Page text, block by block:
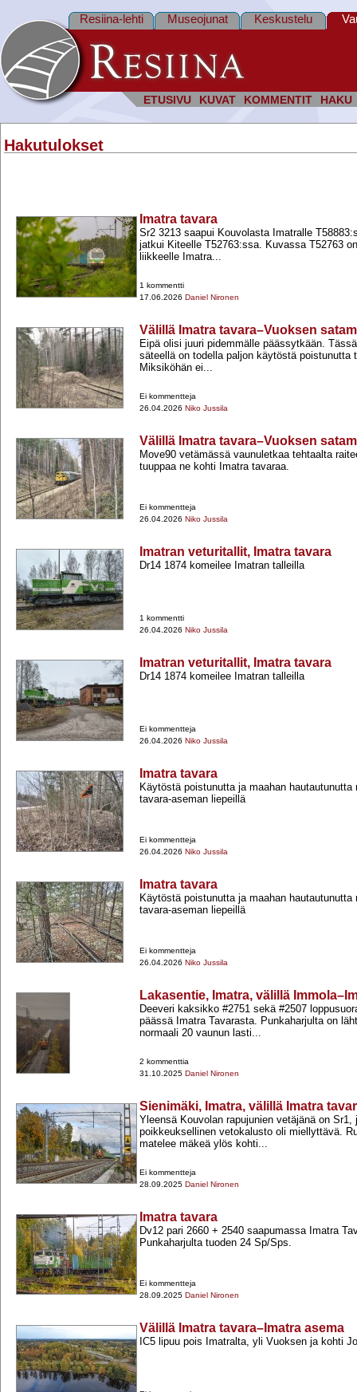
ETUSIVU KUVAT KOMMENTIT HAKU
Resiina-lehti Museojunat Keskustelu
Hakutulokset
Imatra tavara
Sr2 3213 saapui Kouvolasta Imatralle
jatkui Kiteelle T52763:ssa. Kuvassa T52763
liikkeelle Imatra...
1 kommentti
17.06.2026 Daniel Nironen
Välillä Imatra tavara–Vuoksen
Eipä olisi juuri pidemmälle päässytkään.
säteellä on todella paljon käytöstä poistunutta
Miksiköhän ei...
Ei kommentteja
26.04.2026 Niko Jussila
Välillä Imatra tavara–Vuoksen
Move90 vetämässä vaunuletkaa tehtaalta
tuuppaa ne kohti Imatra tavaraa.
Ei kommentteja
26.04.2026 Niko Jussila
Imatran veturitallit, Imatra tavara
Dr14 1874 komeilee Imatran talleilla
1 kommentti
26.04.2026 Niko Jussila
Imatran veturitallit, Imatra tavara
Dr14 1874 komeilee Imatran talleilla
Ei kommentteja
26.04.2026 Niko Jussila
Imatra tavara
Käytöstä poistunutta ja maahan hautautunutta
tavara-​aseman liepeillä
Ei kommentteja
26.04.2026 Niko Jussila
Imatra tavara
Käytöstä poistunutta ja maahan hautautunutta
tavara-​aseman liepeillä
Ei kommentteja
26.04.2026 Niko Jussila
Lakasentie, Imatra, välillä
Deeveri kaksikko #2751 sekä #2507
päässä Imatra Tavarasta. Punkaharjulta on
normaali 20 vaunun lasti...
2 kommenttia
31.10.2025 Daniel Nironen
Sienimäki, Imatra, välillä Imatra
Yleensä Kouvolan rapujunien vetäjänä on Sr1,
poikkeuksellinen vetokalusto oli miellyttävä.
matelee mäkeä ylös kohti...
Ei kommentteja
28.09.2025 Daniel Nironen
Imatra tavara
Dv12 pari 2660 +​ 2540 saapumassa Imatra
Punkaharjulta tuoden 24 Sp/Sps.
Ei kommentteja
28.09.2025 Daniel Nironen
Välillä Imatra tavara–Imatra asema
IC5 lipuu pois Imatralta, yli Vuoksen ja kohti